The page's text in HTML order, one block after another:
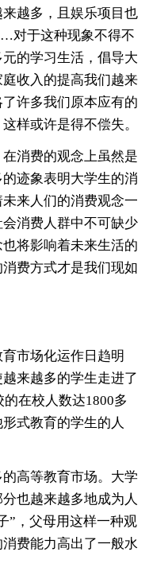
越多，且娱乐项目也
对于这种现象不得不
的学习生活，倡导大
收入的提高我们越来
许多我们原本应有的
样或许是得不偿失。
消费的观念上虽然是
迹象表明大学生的消
来人们的消费观念一
消费人群中不可缺少
将影响着未来生活的
费方式才是我们现如
市场化运作日趋明
来越多的学生走进了
在校人数达1800多
式教育的学生的人
高等教育市场。大学
也越来越多地成为人
”，父母用这样一种观
费能力高出了一般水